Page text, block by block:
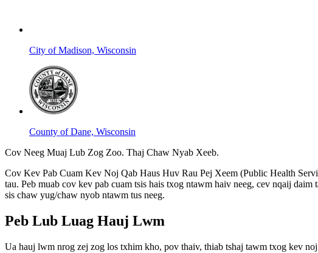
City of Madison, Wisconsin
County of Dane, Wisconsin
Cov Neeg Muaj Lub Zog Zoo. Thaj Chaw Nyab Xeeb.
Cov Kev Pab Cuam Kev Noj Qab Haus Huv Rau Pej Xeem (Public Health
tau. Peb muab cov kev pab cuam tsis hais txog ntawm haiv neeg, cev nqaij
sis chaw yug/chaw nyob ntawm tus neeg.
Peb Lub Luag Hauj Lwm
Ua hauj lwm nrog zej zog los txhim kho, pov thaiv, thiab tshaj tawm txog kev